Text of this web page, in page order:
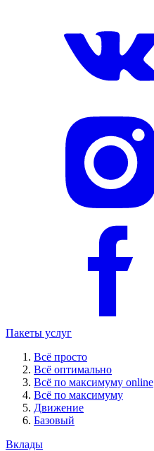
Пакеты услуг
Всё просто
Всё оптимально
Всё по максимуму online
Всё по максимуму
Движение
Базовый
Вклады